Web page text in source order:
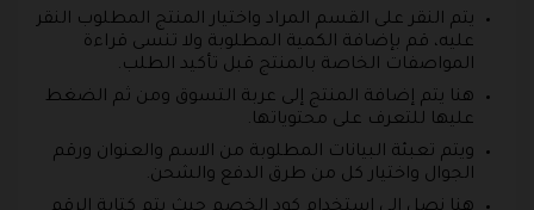
يتم النقر على القسم المراد واختيار المنتج المطلوب النقر
عليه، قم بإضافة الكمية المطلوبة ولا تنسى قراءة
المواصفات الخاصة بالمنتج قبل تأكيد الطلب.
هنا يتم إضافة المنتج إلى عربة التسوق ومن ثم الضغط
عليها للتعرف على محتوياتها.
ويتم تعبئة البيانات المطلوبة من الاسم والعنوان ورقم
الجوال واختيار كل من طرق الدفع والشحن.